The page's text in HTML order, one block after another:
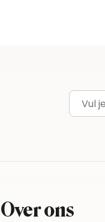
E-
Over ons